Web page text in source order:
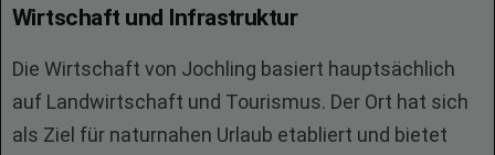
Wirtschaft und Infrastruktur
Die Wirtschaft von Jochling basiert hauptsächlich
auf Landwirtschaft und Tourismus. Der Ort hat sich
als Ziel für naturnahen Urlaub etabliert und bietet